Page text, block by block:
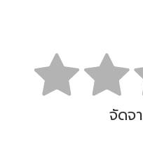
จัดจ